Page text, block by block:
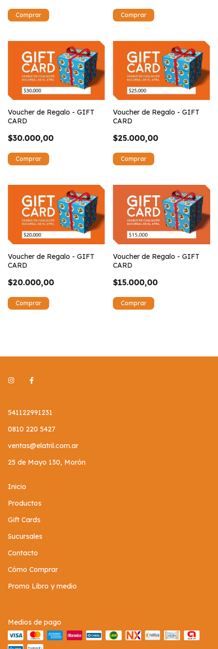
Voucher de Regalo - GIFT
CARD
$30.000,00
Voucher de Regalo - GIFT
CARD
$25.000,00
Voucher de Regalo - GIFT
CARD
$20.000,00
Voucher de Regalo - GIFT
CARD
$15.000,00
541122991231
0810 220 5427
ventas@elatril.com.ar
25 de Mayo 130, Morón
Inicio
Productos
Gift Cards
Sucursales
Contacto
Cómo Comprar
Promo Libro y medio
Medios de pago